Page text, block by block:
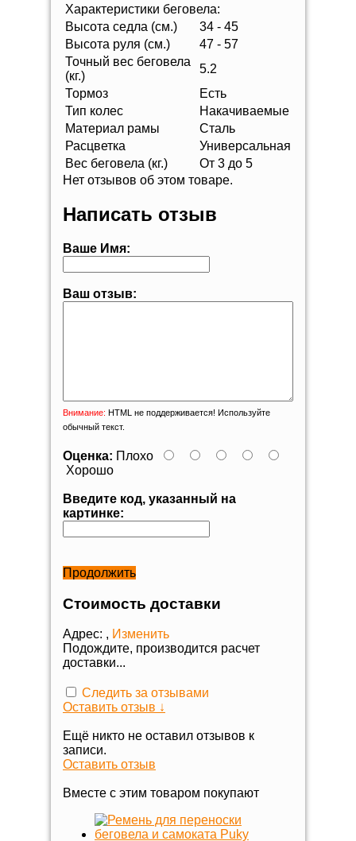
Характеристики беговела:
Высота седла (см.)
34 - 45
Высота руля (см.)
47 - 57
Точный вес беговела
(кг.)
5.2
Тормоз
Есть
Тип колес
Накачиваемые
Материал рамы
Сталь
Расцветка
Универсальная
Вес беговела (кг.)
От 3 до 5
Нет отзывов об этом товаре.
Написать отзыв
Ваше Имя:
Ваш отзыв:
Внимание: HTML не поддерживается! Используйте
обычный текст.
Оценка: Плохо
Хорошо
Введите код, указанный на
картинке:
Продолжить
Стоимость доставки
Адрес: , Изменить
Подождите, производится расчет
доставки...
Следить за отзывами
Оставить отзыв ↓
Ещё никто не оставил отзывов к
записи.
Оставить отзыв
Вместе с этим товаром покупают